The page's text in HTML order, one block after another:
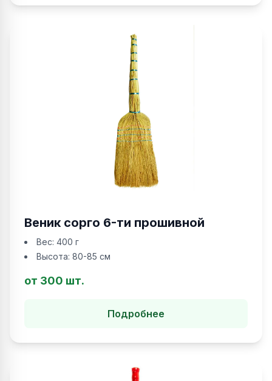
Веник сорго 6-ти прошивной
Вес: 400 г
Высота: 80-85 см
от 300 шт.
Подробнее